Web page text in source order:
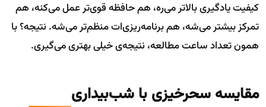
کیفیت یادگیری بالاتر می‌ره، هم حافظه قوی‌تر عمل می‌کنه، هم
تمرکز بیشتر می‌شه، هم برنامه‌ریزی‌ات منظم‌تر می‌شه. نتیجه؟ با
همون تعداد ساعت مطالعه، نتیجه‌ی خیلی بهتری می‌گیری.
مقایسه سحرخیزی با شب‌بیداری